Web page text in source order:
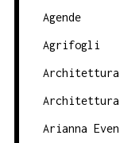
Agende
Agrifogli
Arianna